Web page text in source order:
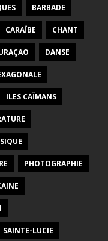
BARBADE
CARAÏBE CHANT
DANSE
ILES CAÏMANS
PHOTOGRAPHIE
SAINTE-LUCIE